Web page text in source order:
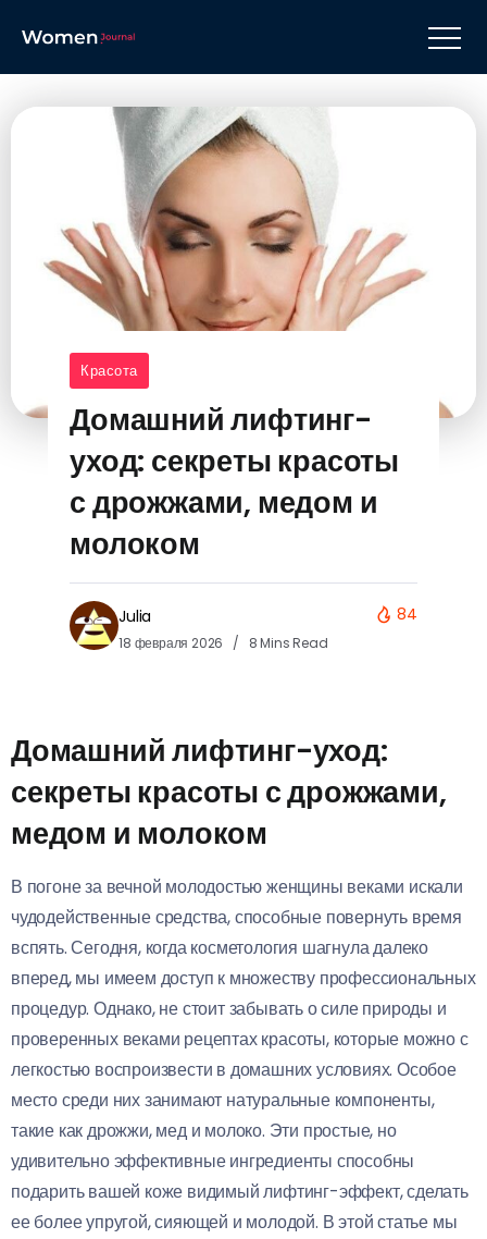
Красота
Домашний лифтинг-
уход: секреты красоты
с дрожжами, медом и
молоком
Julia
18 февраля 2026 8 Mins Read
84
Домашний лифтинг-уход:
секреты красоты с дрожжами,
медом и молоком
В погоне за вечной молодостью женщины веками искали
чудодейственные средства, способные повернуть время
вспять. Сегодня, когда косметология шагнула далеко
вперед, мы имеем доступ к множеству профессиональных
процедур. Однако, не стоит забывать о силе природы и
проверенных веками рецептах красоты, которые можно с
легкостью воспроизвести в домашних условиях. Особое
место среди них занимают натуральные компоненты,
такие как дрожжи, мед и молоко. Эти простые, но
удивительно эффективные ингредиенты способны
подарить вашей коже видимый лифтинг-эффект, сделать
ее более упругой, сияющей и молодой. В этой статье мы